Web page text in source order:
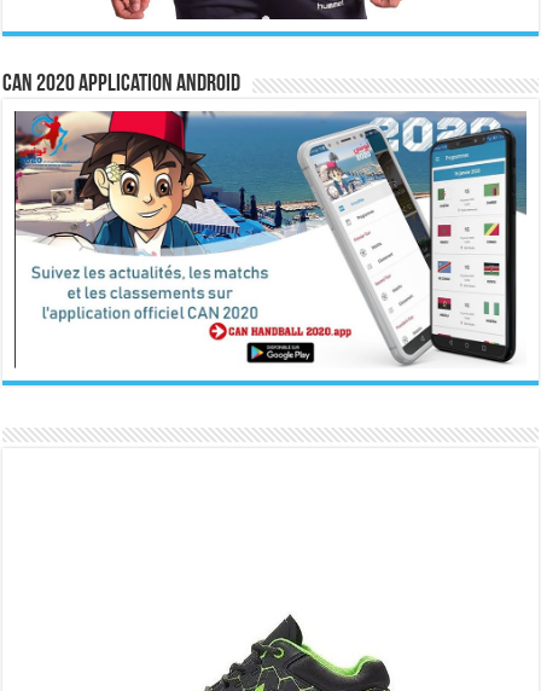
CAN 2020 Application Android